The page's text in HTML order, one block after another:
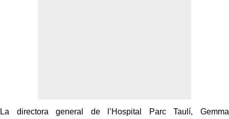
La directora general de l’Hospital Parc Taulí, Gemma